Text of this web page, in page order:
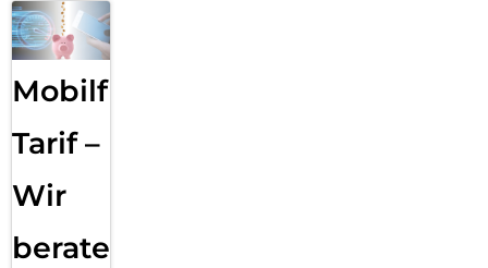
Mobilfunk
Tarif –
Wir
beraten